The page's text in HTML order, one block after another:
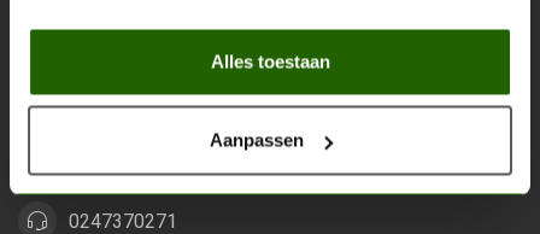
Alles toestaan
Aanpassen
Alles voor je miniature wargaming en scenery
Grootstalselaan 46
0247370271